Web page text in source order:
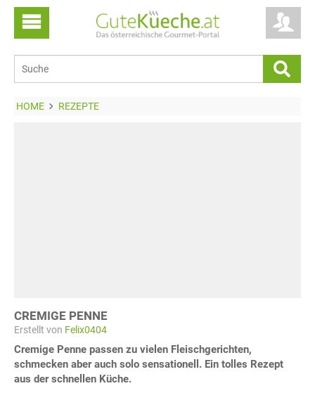
HOME REZEPTE
CREMIGE PENNE
Erstellt von Felix0404
Cremige Penne passen zu vielen Fleischgerichten,
schmecken aber auch solo sensationell. Ein tolles Rezept
aus der schnellen Küche.